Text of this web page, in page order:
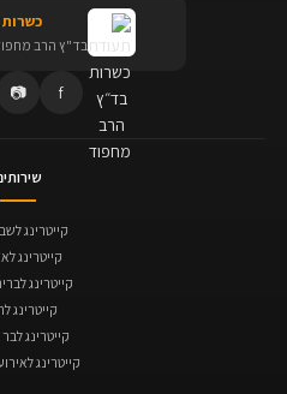
בד"ץ הרב
f
📷
קייטרינג
קייטרינג
קייטרינג
קייטרינג
קייטרינג
קייטרינג